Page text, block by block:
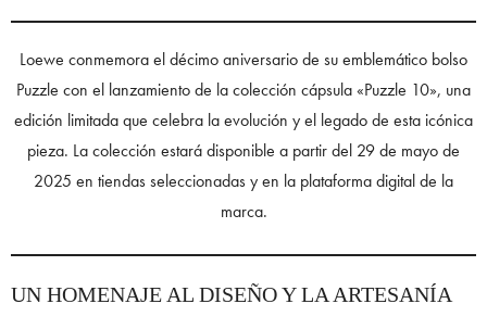
Loewe conmemora el décimo aniversario de su emblemático bolso
Puzzle con el lanzamiento de la colección cápsula «Puzzle 10», una
edición limitada que celebra la evolución y el legado de esta icónica
pieza. La colección estará disponible a partir del 29 de mayo de
2025 en tiendas seleccionadas y en la plataforma digital de la
marca.
UN HOMENAJE AL DISEÑO Y LA ARTESANÍA